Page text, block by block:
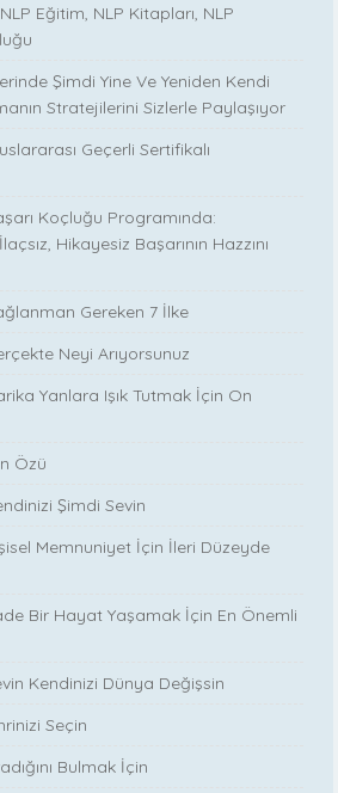
Eğitim, NLP Kitapları, NLP
Şimdi Yine Ve Yeniden Kendi
Stratejilerini Sizlerle Paylaşıyor
Geçerli Sertifikalı
Koçluğu Programında:
Hikayesiz Başarının Hazzını
Gereken 7 İlke
Neyi Arıyorsunuz
Yanlara Işık Tutmak İçin On
Özü
Şimdi Sevin
Memnuniyet İçin İleri Düzeyde
Bir Hayat Yaşamak İçin En Önemli
Kendinizi Dünya Değişsin
Seçin
Bulmak İçin